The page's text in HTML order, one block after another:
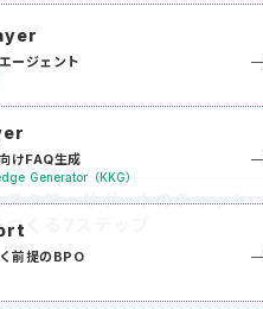
ージェント
けFAQ生成
Generator（KKG）
前提のBPO
スタマーサポートのチャット
くる7ステップ